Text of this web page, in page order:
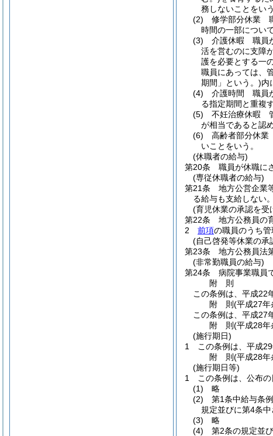
務しないことをいう
(2)
修学部分休業
時間の一部につい
(3)
介護休暇 職員
活を営むのに支障
護を必要とする一
職員にあっては、
期間」という。)内
(4)
介護時間 職員
る指定期間と重複
(5)
不妊治療休暇
が相当であると認
(6)
高齢者部分休業
いことをいう。
(休職者の給与)
第20条
職員が休職に
(専従休職者の給与)
第21条
地方公営企業
る給与も支給しない。
(育児休業の承認を受
第22条
地方公務員の
2
前項の職員のうち管
(自己啓発等休業の承
第23条
地方公務員法
(非常勤職員の給与)
第24条
病院事業職員
附 則
この条例は、平成22
附 則(平成27年
この条例は、平成27
附 則(平成28年
(施行期日)
1
この条例は、平成
附 則(平成28年
(施行期日等)
1
この条例は、公布の
(1)
略
(2)
第1条中給与条
規定並びに第4条
(3)
略
(4)
第2条の規定並